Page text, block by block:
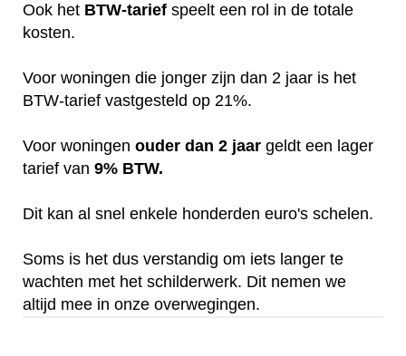
Ook het BTW-tarief speelt een rol in de totale
kosten.
Voor woningen die jonger zijn dan 2 jaar is het
BTW-tarief vastgesteld op 21%.
Voor woningen ouder dan 2 jaar geldt een lager
tarief van 9% BTW.
Dit kan al snel enkele honderden euro's schelen.
Soms is het dus verstandig om iets langer te
wachten met het schilderwerk. Dit nemen we
altijd mee in onze overwegingen.